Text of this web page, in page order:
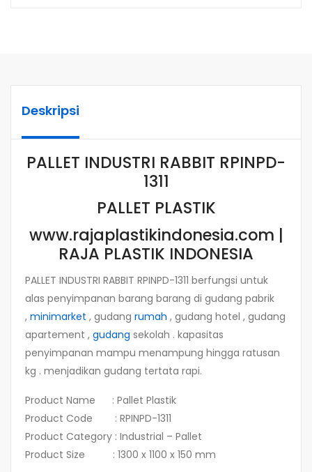
Deskripsi
PALLET INDUSTRI RABBIT RPINPD-
1311
PALLET PLASTIK
www.rajaplastikindonesia.com |
RAJA PLASTIK INDONESIA
PALLET INDUSTRI RABBIT RPINPD-1311 berfungsi untuk
alas penyimpanan barang barang di gudang pabrik
, minimarket , gudang rumah , gudang hotel , gudang
apartement , gudang sekolah . kapasitas
penyimpanan mampu menampung hingga ratusan
kg . menjadikan gudang tertata rapi.
Product Name : Pallet Plastik
Product Code : RPINPD-1311
Product Category : Industrial – Pallet
Product Size : 1300 x 1100 x 150 mm